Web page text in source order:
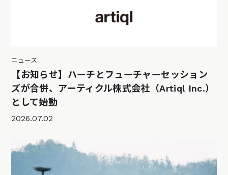
ニュース
【お知らせ】ハーチとフューチャーセッション
ズが合併、アーティクル株式会社（Artiql Inc.）
として始動
2026.07.02